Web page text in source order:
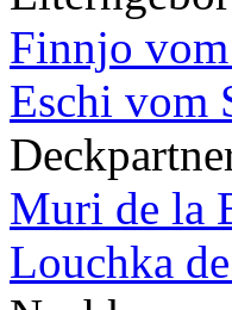
Finnjo vom
Eschi vom
Muri de la
Louchka